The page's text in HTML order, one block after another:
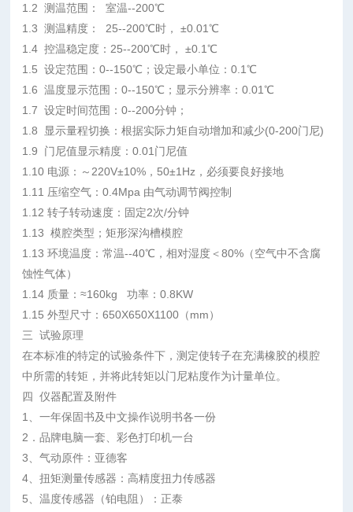
1.2 测温范围： 室温--200℃
1.3 测温精度： 25--200℃时， ±0.01℃
1.4 控温稳定度：25--200℃时， ±0.1℃
1.5 设定范围：0--150℃；设定最小单位：0.1℃
1.6 温度显示范围：0--150℃；显示分辨率：0.01℃
1.7 设定时间范围：0--200分钟；
1.8 显示量程切换：根据实际力矩自动增加和减少(0-200门尼)
1.9 门尼值显示精度：0.01门尼值
1.10 电源：～220V±10%，50±1Hz，必须要良好接地
1.11 压缩空气：0.4Mpa 由气动调节阀控制
1.12 转子转动速度：固定2次/分钟
1.13 模腔类型；矩形深沟槽模腔
1.13 环境温度：常温--40℃，相对湿度＜80%（空气中不含腐
蚀性气体）
1.14 质量：≈160kg 功率：0.8KW
1.15 外型尺寸：650X650X1100（mm）
三 试验原理
在本标准的特定的试验条件下，测定使转子在充满橡胶的模腔
中所需的转矩，并将此转矩以门尼粘度作为计量单位。
四 仪器配置及附件
1、一年保固书及中文操作说明书各一份
2．品牌电脑一套、彩色打印机一台
3、气动原件：亚德客
4、扭矩测量传感器：高精度扭力传感器
5、温度传感器（铂电阻）：正泰